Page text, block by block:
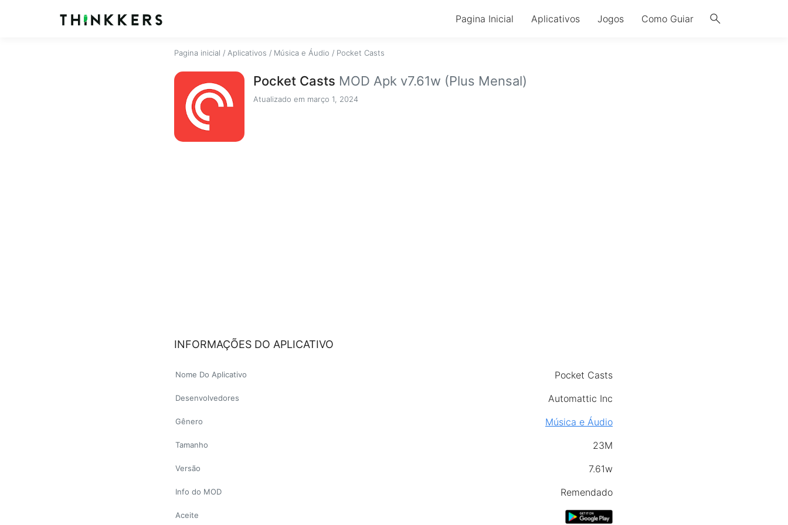
search
Pagina Inicial Aplicativos Jogos Como Guiar
Pagina inicial / Aplicativos / Música e Áudio / Pocket Casts
Pocket Casts MOD Apk v7.61w (Plus Mensal)
Atualizado em março 1, 2024
INFORMAÇÕES DO APLICATIVO
Nome Do Aplicativo Pocket Casts
Desenvolvedores Automattic Inc
Gênero Música e Áudio
Tamanho 23M
Versão 7.61w
Info do MOD Remendado
Aceite